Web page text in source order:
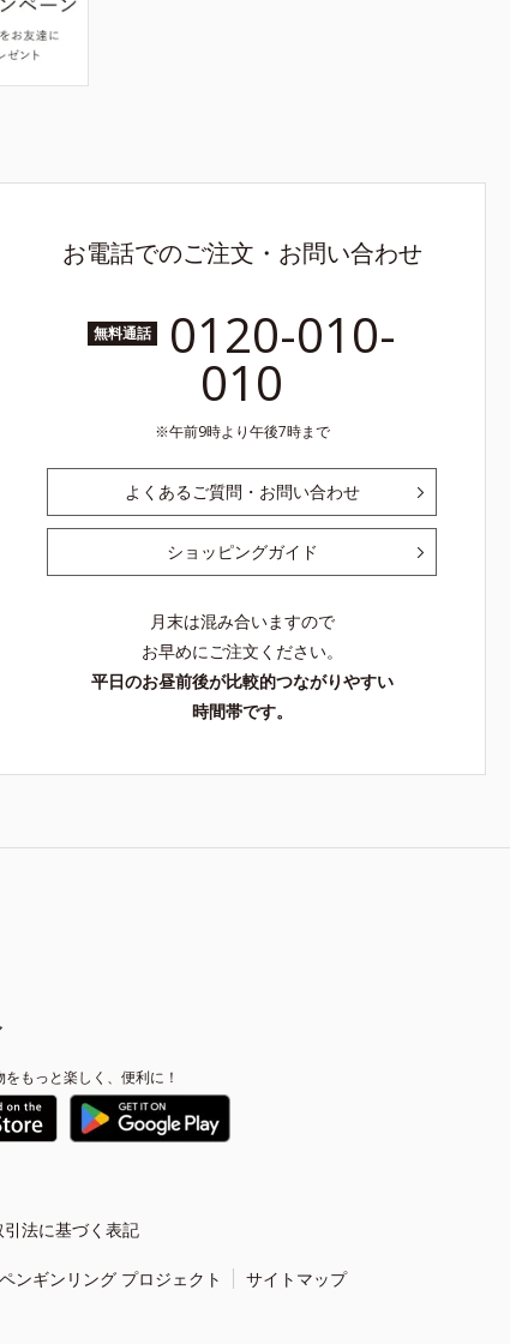
お電話でのご注文・お問い合わせ
無料通話 0120-010-
010
午前9時より午後7時まで
よくあるご質問・お問い合わせ
ショッピングガイド
月末は混み合いますので
お早めにご注文ください。
平日のお昼前後が比較的つながりやすい
時間帯です。
をもっと楽しく、便利に！
法に基づく表記
ペンギンリング プロジェクト サイトマップ